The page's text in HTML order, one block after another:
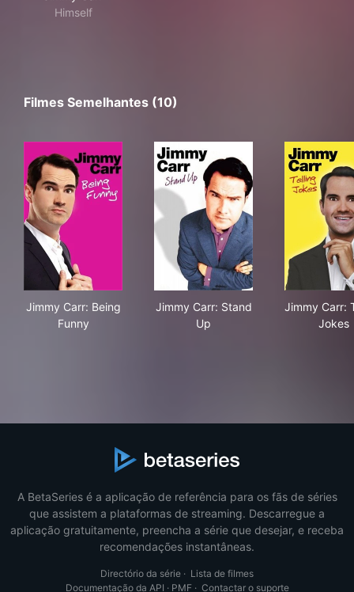
Himself
Filmes Semelhantes (10)
Jimmy Carr: Being
Funny
Jimmy Carr: Stand
Up
Jimmy Carr:
Jokes
A BetaSeries é a aplicação de referência para os fãs de séries
que assistem a plataformas de streaming. Descarregue a
aplicação gratuitamente, preencha a série que desejar, e receba
recomendações instantâneas.
Directório da série · Lista de filmes
Documentação da API · PMF· Contactar o suporte